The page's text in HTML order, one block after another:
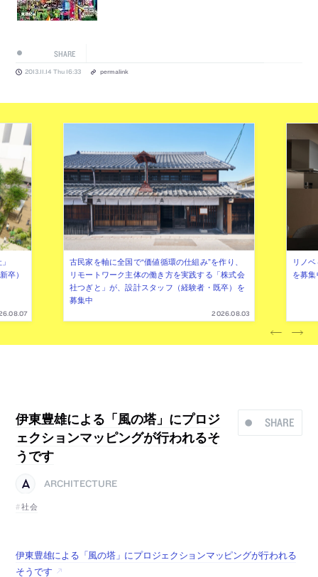
SHARE
2013.11.14 Thu 16:33 permalink
卒）
古民家を軸に全国で“価値循環の仕組み”を作り、
リモートワーク主体の働き方を実践する「株式会
社つぎと」が、設計スタッフ（経験者・既卒）を
募集中
2026.08.03
リノ
を募
SHARE
伊東豊雄による「風の塔」にプロジ
ェクションマッピングが行われるそ
うです
ARCHITECTURE
社会
伊東豊雄による「風の塔」にプロジェクションマッピングが行われる
そうです